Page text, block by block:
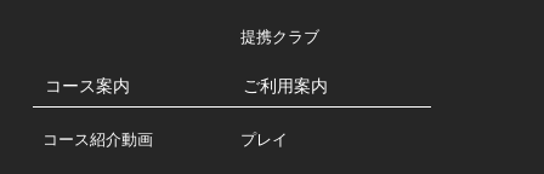
提携クラブ
コース案内
コース紹介動画
ご利用案内
プレイ